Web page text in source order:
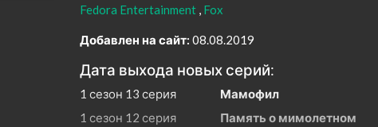
Fedora Entertainment Fox
Добавлен на сайт: 08.08.2019
Дата выхода новых серий:
1 сезон 13 серия Мамофил
1 сезон 12 серия
Память о мимолетном